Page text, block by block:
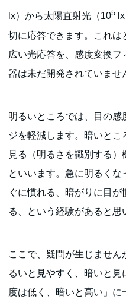
lx）から太陽直射光（105
切に応答できます。これは
広い光応答を、感度変換フ
器は未だ開発されていませ
明るいところでは、目の
ジを軽減します。暗いと
見る（明るさを識別する
といいます。急に明るく
ぐに慣れる、暗がりに目
る、という経験があると思
ここで、疑問が生じませ
るいと見やすく、暗いと
度は低く、暗いと高い」に